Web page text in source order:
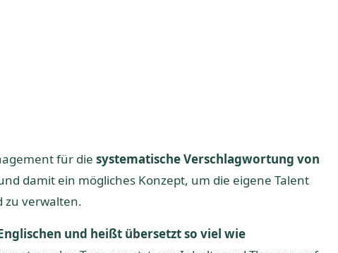
für die systematische Verschlagwortung von
damit ein mögliches Konzept, um die eigene Talent
zu verwalten.
und heißt übersetzt so viel wie